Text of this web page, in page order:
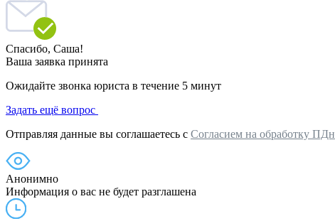
Спасибо, Саша!
Ваша заявка принята
Ожидайте звонка юриста в течение 5 минут
Задать ещё вопрос
Отправляя данные вы соглашаетесь с Согласием на обработку ПДн
Анонимно
Информация о вас не будет разглашена